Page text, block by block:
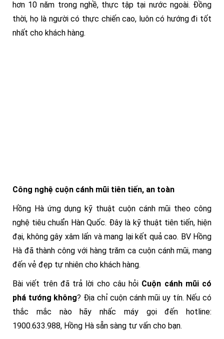
hơn 10 năm trong nghề, thực tập tại nước ngoài. Đồng
thời, họ là người có thực chiến cao, luôn có hướng đi tốt
nhất cho khách hàng.
Công nghệ cuộn cánh mũi tiên tiến, an toàn
Hồng Hà ứng dụng kỹ thuật cuộn cánh mũi theo công
nghệ tiêu chuẩn Hàn Quốc. Đây là kỹ thuật tiên tiến, hiện
đại, không gây xâm lấn và mang lại kết quả cao. BV Hồng
Hà đã thành công với hàng trăm ca cuộn cánh mũi, mang
đến vẻ đẹp tự nhiên cho khách hàng.
Bài viết trên đã trả lời cho câu hỏi Cuộn cánh mũi có
phá tướng không? Địa chỉ cuộn cánh mũi uy tín. Nếu có
thắc mắc nào hãy nhấc máy gọi đến hotline:
1900.633.988, Hồng Hà sẵn sàng tư vấn cho bạn.